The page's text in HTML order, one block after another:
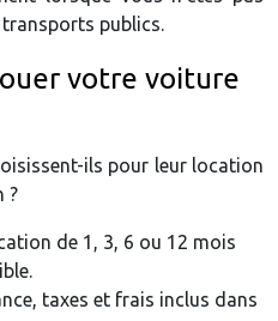
publics.
votre voiture
ils pour leur location
?
de 1, 3, 6 ou 12 mois
taxes et frais inclus dans